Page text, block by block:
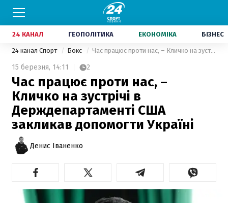
24 КАНАЛ ГЕОПОЛІТИКА ЕКОНОМІКА БІЗНЕС
24 канал Спорт Бокс Час працює проти нас, – Кличко на зустрічі в Держдепартаменті США закликав допомогти Україні
15 березня, 14:11 2
Час працює проти нас, –
Кличко на зустрічі в
Держдепартаменті США
закликав допомогти Україні
Денис Іваненко